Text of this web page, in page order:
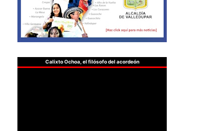
Calixto Ochoa, el filósofo del acordeón